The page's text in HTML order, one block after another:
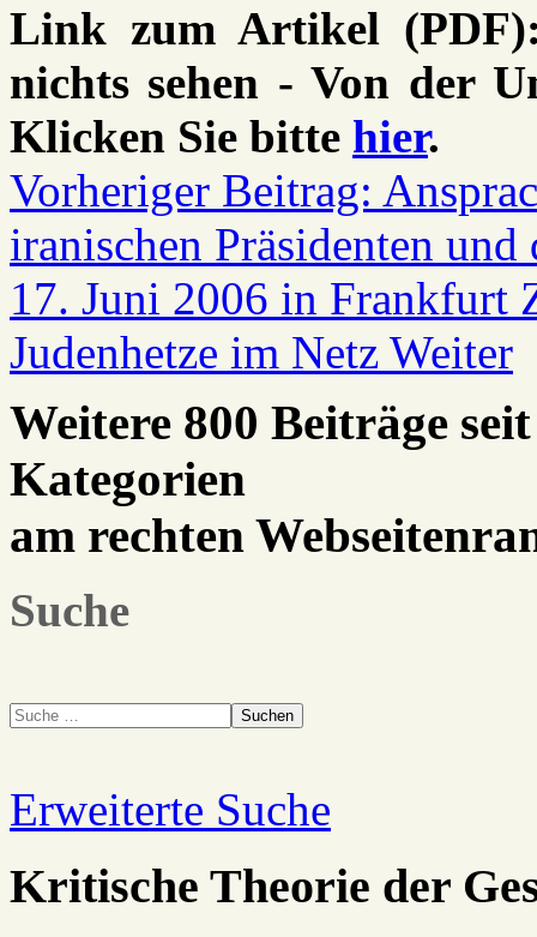
Link zum Artikel
nichts sehen - Von der
Klicken Sie bitte hier.
Vorheriger Beitrag:
iranischen Präsidenten
17. Juni 2006 in Frankfurt
Judenhetze im Netz Weiter
Weitere 800 Beiträge
Kategorien
am rechten
Suche
Suchen
Erweiterte Suche
Kritische Theorie der